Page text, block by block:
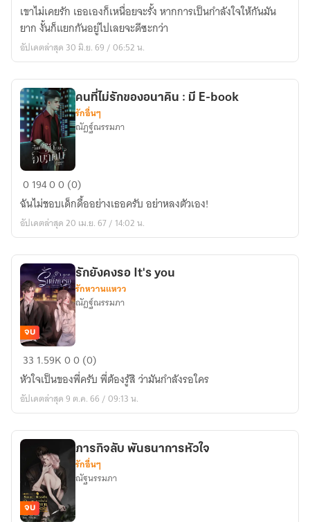
ใจ
จะ
หมด
:
มี
E-
book
เขาไม่เคยรัก เธอเองก็เหนื่อยจะรั้ง หากการเป็นกำลังใจให้กันมัน
ยาก งั้นก็แยกกันอยู่ไปเลยจะดีซะกว่า
อัปเดตล่าสุด 30 มิ.ย. 69 / 06:52 น.
คน
ที่
ไม่
รัก
งอ
นาคิ
น
:
มี
E-
book
คนที่ไม่รักของอนาคิน : มี E-book
รักอื่นๆ
ณัฏฐ์ณรรมภา
019400 (0)
ฉันไม่ชอบเด็กดื้ออย่างเธอครับ อย่าหลงตัวเอง!
อัปเดตล่าสุด 20 เม.ย. 67 / 14:02 น.
รัก
ยัง
คงรอ
It's
จบ
รักยังคงรอ It's you
รักหวานแหวว
ณัฏฐ์ณรรมภา
33 1.59K00 (0)
หัวใจเป็นของพี่ครับ พี่ต้องรู้สิ ว่ามันกำลังรอใคร
อัปเดตล่าสุด 9 ต.ค. 66 / 09:13 น.
จบ
ภารกิจลับ พันธนาการหัวใจ
รักอื่นๆ
ณัฐนรรมภา